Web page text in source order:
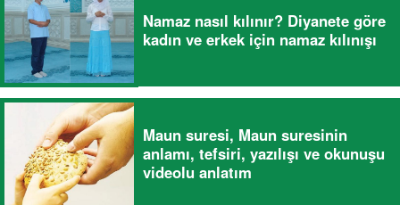
Namaz nasıl kılınır? Diyanete göre
kadın ve erkek için namaz kılınışı
Maun suresi, Maun suresinin
anlamı, tefsiri, yazılışı ve okunuşu
videolu anlatım